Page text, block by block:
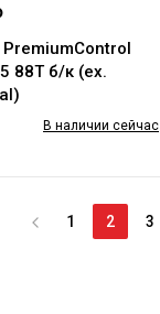
PremiumControl
б/к (ex.
В наличии сейчас
1 2 3